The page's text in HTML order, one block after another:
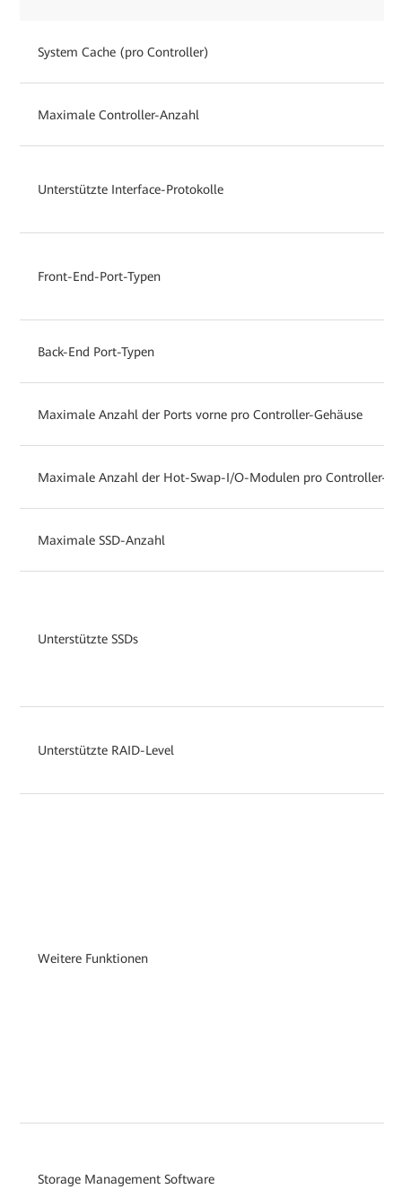
System Cache (pro Controller)
Maximale Controller-Anzahl
Unterstützte Interface-Protokolle
Front-End-Port-Typen
Back-End Port-Typen
Maximale Anzahl der Ports vorne pro Controller-Gehäuse
Maximale Anzahl der Hot-Swap-I/O-Modulen pro Controller-
Maximale SSD-Anzahl
Unterstützte SSDs
Unterstützte RAID-Level
Weitere Funktionen
Storage Management Software